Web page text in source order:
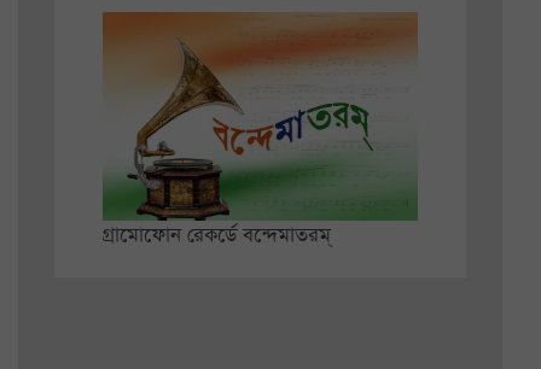
গ্রামোফোন রেকর্ডে বন্দেমাতরম্